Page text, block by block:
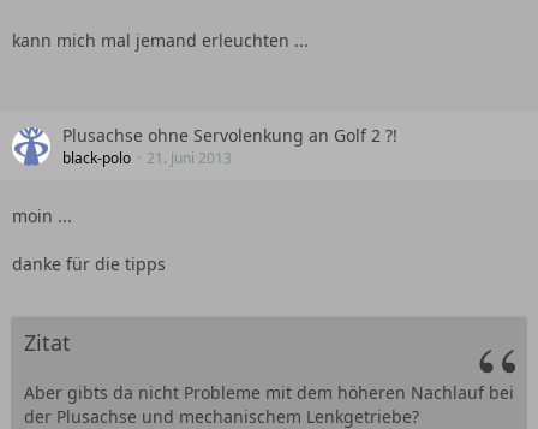
kann mich mal jemand erleuchten ...
Plusachse ohne Servolenkung an Golf 2 ?!
black-polo 21. Juni 2013
moin ...
danke für die tipps
Zitat
Aber gibts da nicht Probleme mit dem höheren Nachlauf bei
der Plusachse und mechanischem Lenkgetriebe?